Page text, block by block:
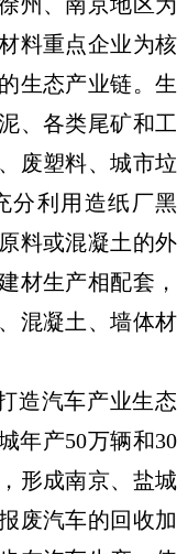
料重点企业为核
生态产业链。生
、各类尾矿和工
废塑料、城市垃
分利用造纸厂黑
料或混凝土的外
材生产相配套，
混凝土、墙体材
汽车产业生态
年产50万辆和30
形成南京、盐城
废汽车的回收加